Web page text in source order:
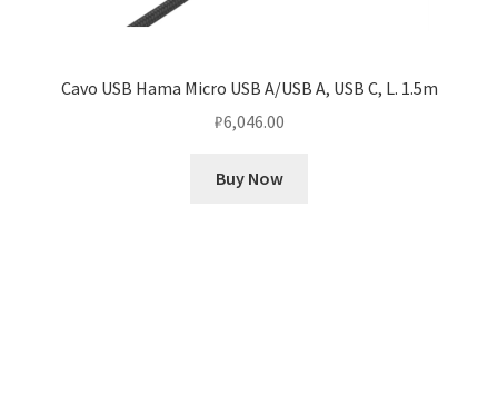
Cavo USB Hama Micro USB A/USB A, USB C, L. 1.5m
₽6,046.00
Buy Now